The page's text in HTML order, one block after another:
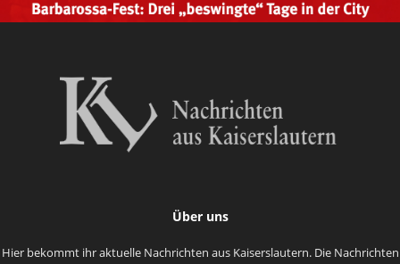
Über uns
Hier bekommt ihr aktuelle Nachrichten aus Kaiserslautern. Die Nachrichten